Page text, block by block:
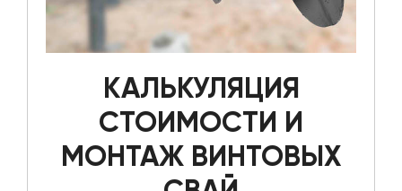
КАЛЬКУЛЯЦИЯ
СТОИМОСТИ И
МОНТАЖ ВИНТОВЫХ